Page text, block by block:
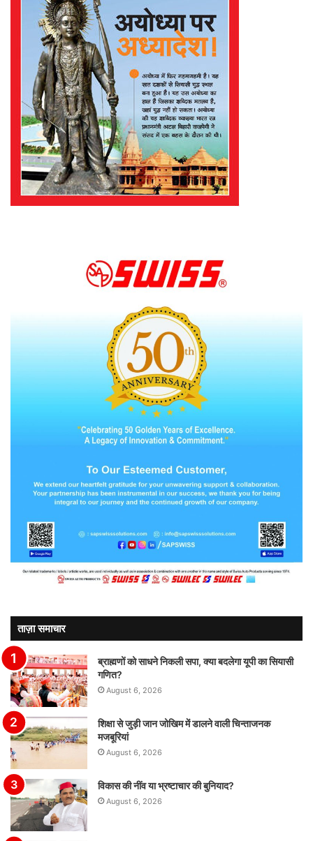
ताज़ा समाचार
ब्राह्मणों को साधने निकली सपा, क्या बदलेगा यूपी का सियासी
गणित?
August 6, 2026
शिक्षा से जुड़ी जान जोखिम में डालने वाली चिन्ताजनक
मजबूरियां
August 6, 2026
विकास की नींव या भ्रष्टाचार की बुनियाद?
August 6, 2026